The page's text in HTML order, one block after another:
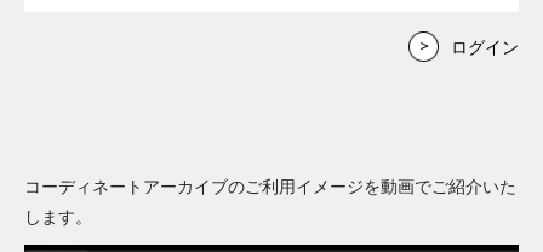
ログイン
コーディネートアーカイブのご利用イメージを動画でご紹介いた
します。